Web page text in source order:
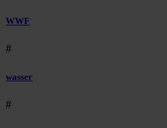
WWF
#
wasser
#